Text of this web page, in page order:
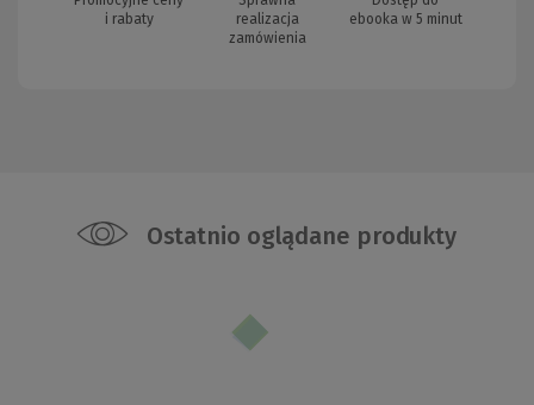
i rabaty
realizacja
zamówienia
ebooka w 5 minut
Ostatnio oglądane produkty